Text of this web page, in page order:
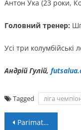
Антон Ука (23 роки,
Головний тренер:
Усі три колумбійські
Андрій Гулій,
Tagged ліга
Навігація
Parimatch Кубок України: визначено пари команд, які зіграють у другому та третьому попередньому раундах